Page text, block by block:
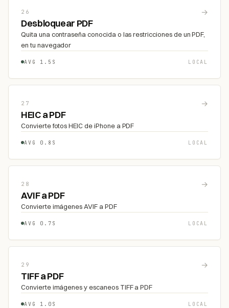
26 →
Desbloquear PDF
Quita una contraseña conocida o las restricciones de un PDF,
en tu navegador
AVG 1.5S LOCAL
27 →
HEIC a PDF
Convierte fotos HEIC de iPhone a PDF
AVG 0.8S LOCAL
28 →
AVIF a PDF
Convierte imágenes AVIF a PDF
AVG 0.7S LOCAL
29 →
TIFF a PDF
Convierte imágenes y escaneos TIFF a PDF
AVG 1.0S LOCAL